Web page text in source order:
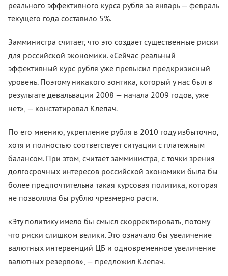
реального эффективного курса рубля за январь — февраль
текущего года составило 5%.
Замминистра считает, что это создает существенные риски
для российской экономики. «Сейчас реальный
эффективный курс рубля уже превысил предкризисный
уровень. Поэтому никакого зонтика, который у нас был в
результате девальвации 2008 — начала 2009 годов, уже
нет», — констатировал Клепач.
По его мнению, укрепление рубля в 2010 году избыточно,
хотя и полностью соответствует ситуации с платежным
балансом. При этом, считает замминистра, с точки зрения
долгосрочных интересов российской экономики была бы
более предпочтительна такая курсовая политика, которая
не позволяла бы рублю чрезмерно расти.
«Эту политику имело бы смысл скорректировать, потому
что риски слишком велики. Это означало бы увеличение
валютных интервенций ЦБ и одновременное увеличение
валютных резервов», — предложил Клепач.